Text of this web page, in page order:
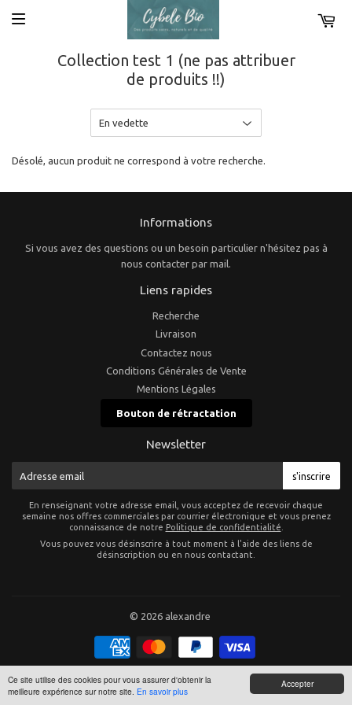
Accepter
Ce site utilise des cookies pour vous assurer d'obtenir la
meilleure expérience sur notre site. En savoir plus
Collection test 1 (ne pas attribuer
de produits !!)
Désolé, aucun produit ne correspond à votre recherche.
Informations
Si vous avez des questions ou un besoin particulier n'hésitez pas à
nous contacter par mail.
Liens rapides
Recherche
Livraison
Contactez nous
Conditions Générales de Vente
Mentions Légales
Bouton de rétractation
Newsletter
s'inscrire
En renseignant votre adresse email, vous acceptez de recevoir chaque
semaine nos offres commerciales par courrier électronique et vous prenez
connaissance de notre Politique de confidentialité
Vous pouvez vous désinscrire à tout moment à l'aide des liens de
désinscription ou en nous contactant.
© 2026 alexandre